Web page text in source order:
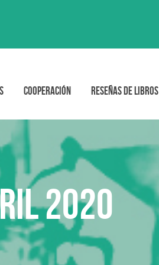
Cooperación Reseñas de libros
2020